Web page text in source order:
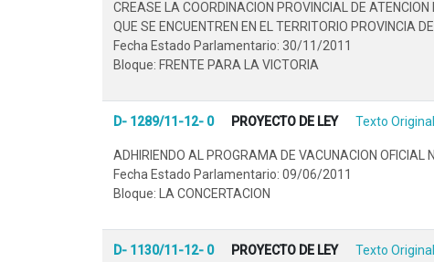
CREASE LA COORDINACION PROVINCIAL DE
QUE SE ENCUENTREN EN EL TERRITORIO PROVINCIA
Fecha Estado Parlamentario: 30/11/2011
Bloque: FRENTE PARA LA VICTORIA
D- 1289/11-12- 0 PROYECTO DE LEY Texto Original
ADHIRIENDO AL PROGRAMA DE VACUNACION OFICIAL
Fecha Estado Parlamentario: 09/06/2011
Bloque: LA CONCERTACION
D- 1130/11-12- 0 PROYECTO DE LEY Texto Original